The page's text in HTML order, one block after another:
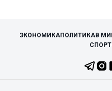
ЭКОНОМИКАПОЛИТИКАВ
СПОРТ